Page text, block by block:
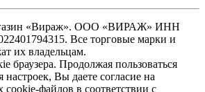
«Вираж». ООО «ВИРАЖ» ИНН
Все торговые марки и
их владельцам.
браузера. Продолжая пользоваться
настроек, Вы даете согласие на
cookie-файлов в соответствии с